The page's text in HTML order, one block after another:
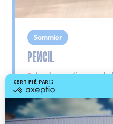
Sommier
PENCIL
Le plus : soutien
Grâce à ses 3 zones de
Pencil vous assure tout
épaules, le dos et le
lattes, vous évitez les